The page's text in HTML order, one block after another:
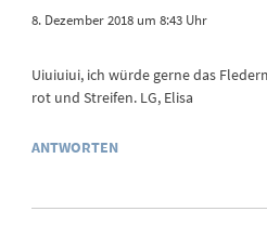
8. Dezember 2018 um 8:43 Uhr
Uiuiuiui, ich würde gerne das
rot und Streifen. LG, Elisa
ANTWORTEN